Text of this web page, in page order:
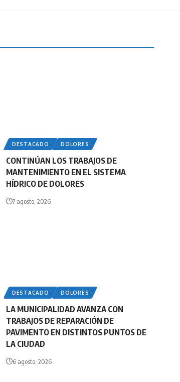
DESTACADO DOLORES
CONTINÚAN LOS TRABAJOS DE
MANTENIMIENTO EN EL SISTEMA
HÍDRICO DE DOLORES
7 agosto, 2026
DESTACADO DOLORES
LA MUNICIPALIDAD AVANZA CON
TRABAJOS DE REPARACIÓN DE
PAVIMENTO EN DISTINTOS PUNTOS DE
LA CIUDAD
6 agosto, 2026